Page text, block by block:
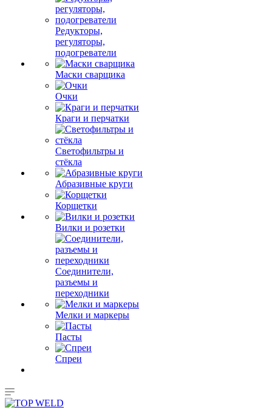
Редукторы,
регуляторы,
подогреватели
Маски сварщика
Очки
Краги и перчатки
Светофильтры и
стёкла
Абразивные круги
Корщетки
Вилки и розетки
Соединители,
разъемы и
переходники
Мелки и маркеры
Пасты
Спреи